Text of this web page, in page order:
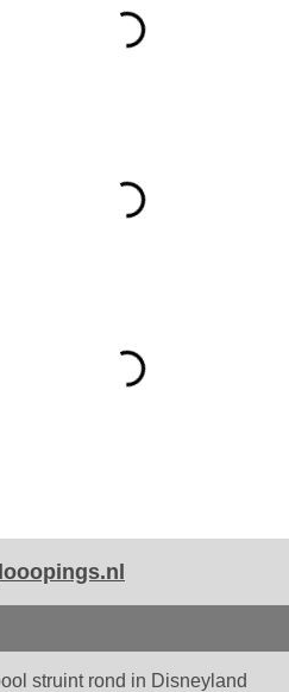
struint rond in Disneyland